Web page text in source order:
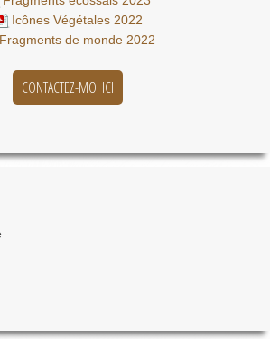
Icônes Végétales 2022
Fragments de monde 2022
CONTACTEZ-MOI ICI